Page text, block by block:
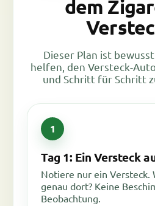
dem
Dieser Plan ist
helfen, den Versteck-
und Schritt für Schritt
Tag 1: Ein Versteck
Notiere nur ein Versteck.
genau dort? Keine
Beobachtung.